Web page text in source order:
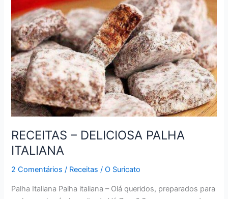
QUEIJO
RECEITAS – DELICIOSA PALHA
ITALIANA
2 Comentários / Receitas /O Suricato
Palha Italiana Palha italiana – Olá queridos, preparados para